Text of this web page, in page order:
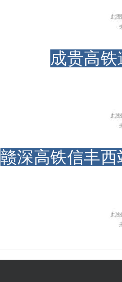
成贵高
赣深高铁信丰